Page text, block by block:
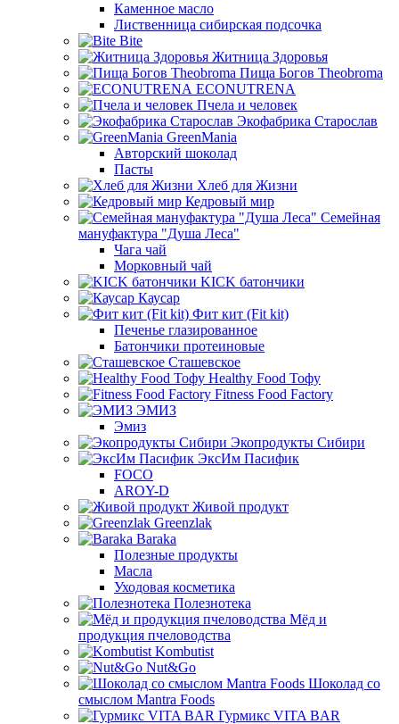
Каменное масло
Лиственница сибирская подсочка
Bite
Житница Здоровья
Пища Богов Theobroma
ECONUTRENA
Пчела и человек
Экофабрика Старослав
GreenMania
Авторский шоколад
Пасты
Хлеб для Жизни
Кедровый мир
Семейная
мануфактура "Душа Леса"
Чага чай
Морковный чай
KICK батончики
Каусар
Фит кит (Fit kit)
Печенье глазированное
Батончики протеиновые
Сташевское
Healthy Food Тофу
Fitness Food Factory
ЭМИЗ
Эмиз
Экопродукты Сибири
ЭксИм Пасифик
FOCO
AROY-D
Живой продукт
Greenzlak
Baraka
Полезные продукты
Масла
Уходовая косметика
Полезнотека
Мёд и
продукция пчеловодства
Kombutist
Nut&Go
Шоколад со
смыслом Mantra Foods
Гурмикс VITA BAR